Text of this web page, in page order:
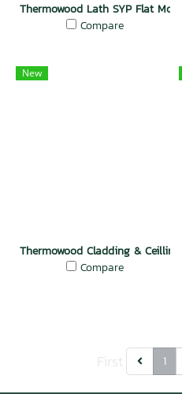
Thermowood Lath SYP Flat
Compare
New
Thermowood Cladding &
Compare
1